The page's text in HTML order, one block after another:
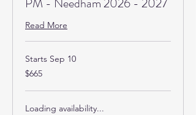
PM - Needham 2026 - 2027
Read More
Starts Sep 10
665
US
$665
Loading availability...